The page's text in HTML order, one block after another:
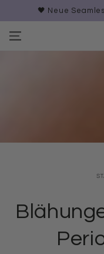
ZUM INHALT
SPRINGEN
🖤 Neue